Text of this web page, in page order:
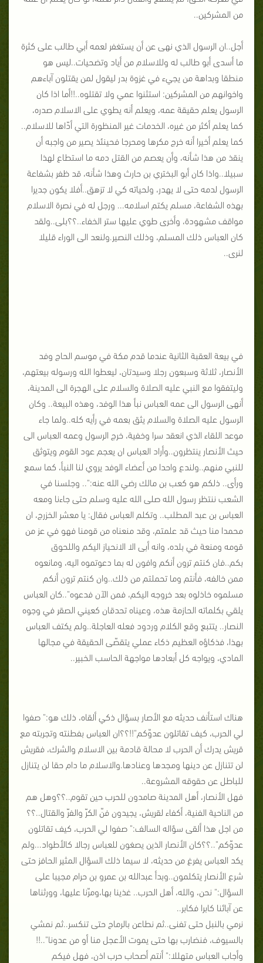
من المشركين..
أجل..ان الرسول الذي نهى عن أن يستغفر لعمه أبي طالب على كثرة
ما أسدى أبو طالب له وللاسلام من أياد وتضحيات..ليس هو
منطقا وبداهة من يجيء في غزوة بدر ليقول لمن يقتلون آباءهم
واخوانهم من المشركين: استثنوا عمي ولا تقتلوه..!!أما اذا كان
الرسول يعلم حقيقة عمه، ويعلم أنه يطوي على الاسلام صدره،
كما يعلم أكثر من غيره، الخدمات غير المنظورة التي أدّاها للاسلام..
كما يعلم أخيرا أنه خرج مكرها ومحرجا فحينئذ يصير من واجبه أن
ينقذ من هذا شأنه، وأن يعصم من القتل دمه ما استطاع لهذا
سبيلا..واذا كان أبو البختري بن حارث وهذا شأنه، قد ظفر بشفاعة
الرسول لدمه حتى لا يهدر، ولحياته كي لا تزهق..أفلا يكون جديرا
بهذه الشفاعة، مسلم يكتم اسلامه... ورجل له في نصرة الاسلام
مواقف مشهودة، وأخرى طوي عليها ستر الخفاء..؟؟بلى..ولقد
كان العباس ذلك المسلم، وذلك النصير.ولنعد الى الوراء قليلا
لنرى..
في بيعة العقبة الثانية عندما قدم مكة في موسم الحاج وفد
الأنصار، ثلاثة وسبعون رجلا وسيدتان، ليعطوا الله ورسوله بيعتهم،
وليتفقوا مع النبي عليه الصلاة والسلام على الهجرة الى المدينة،
أنهى الرسول الى عمه العباس نبأ هذا الوفد، وهذه البيعة.. وكان
الرسول عليه الصلاة والسلام يثق بعمه في رأيه كله..ولما جاء
موعد اللقاء الذي انعقد سرا وخفية، خرج الرسول وعمه العباس الى
حيث الأنصار ينتظرون..وأراد العباس ان يعجم عود القوم ويتوثق
للنبي منهم..ولندع واحدا من أعضاء الوفد يروي لنا النبأ، كما سمع
ورأى.. ذلكم هو كعب بن مالك رضي الله عنه:".. وجلسنا في
الشعب ننتظر رسول الله صلى الله عليه وسلم حتى جاءنا ومعه
العباس بن عبد المطلب.. وتكلم العباس فقال: يا معشر الخزرج، ان
محمدا منا حيث قد علمتم، وقد منعناه من قومنا فهو في عز من
قومه ومنعة في بلده، وانه أبى الا الانحياز اليكم واللحوق
بكم..فان كنتم ترون أنكم وافون له بما دعوتموه اليه، ومانعوه
ممن خالفه، فأنتم وما تحملتم من ذلك..وان كنتم ترون أنكم
مسلموه خاذلوه بعد خروجه اليكم، فمن الآن فدعوه"..كان العباس
يلقي بكلماته الحازمة هذه، وعيناه تحدقان كعيني الصقر في وجوه
النصار.. يتتبع وقع الكلام وردود فعله العاجلة..ولم يكتف العباس
بهذا، فذكاؤه العظيم ذكاء عملي يتقصّى الحقيقة في مجالها
المادي، ويواجه كل أبعادها مواجهة الحاسب الخبير..
هناك استأنف حديثه مع الأصار بسؤال ذكي ألقاه، ذلك هو:" صفوا
لي الحرب، كيف تقاتلون عدوّكم"!!؟؟ان العباس بفطنته وتجربته مع
قريش يدرك أن الحرب لا محالة قادمة بين الاسلام والشرك، فقريش
لن تتنازل عن دينها ومجدها وعنادها.والاسلام ما دام حقا لن يتنازل
للباطل عن حقوقه المشروعة..
فهل الأنصار، أهل المدينة صامدون للحرب حين تقوم..؟؟وهل هم
من الناحية الفنية، أكفاء لقريش، يجيدون فنّ الكرّ والفرّ والقتال..؟؟
من اجل هذا ألقى سؤاله السالف:" صفوا لي الحرب، كيف تقاتلون
عدوّكم"..؟؟كان الأنصار الذين يصغون للعباس رجالا كالأطواد...ولم
يكد العباس يفرغ من حديثه، لا سيما ذلك السؤال المثير الحافز حتى
شرع الأنصار يتكلمون..وبدأ عبدالله بن عمرو بن حرام مجيبا على
السؤال:" نحن، والله، أهل الحرب.. غذينا بها،ومرّنا عليها، وورثناها
عن آبائنا كابرا فكابر..
نرمي بالنبل حتى تفنى..ثم نطاعن بالرماح حتى تنكسر..ثم نمشي
بالسيوف، فنضارب بها حتى يموت الأعجل منا أو من عدونا"..!!
وأجاب العباس متهللا:" أنتم أصحاب حرب اذن، فهل فيكم